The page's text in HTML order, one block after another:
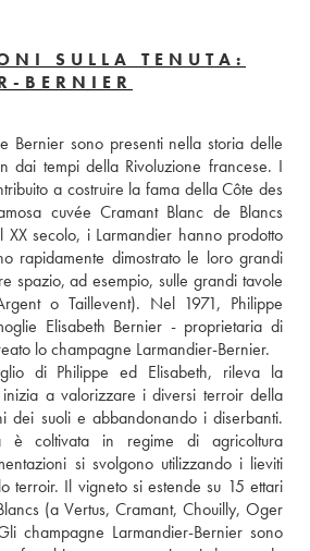
SULLA TENUTA:
BERNIER
Bernier sono presenti nella storia delle
dai tempi della Rivoluzione francese. I
a costruire la fama della Côte des
cuvée Cramant Blanc de Blancs
secolo, i Larmandier hanno prodotto
rapidamente dimostrato le loro grandi
spazio, ad esempio, sulle grandi tavole
o Taillevent). Nel 1971, Philippe
Elisabeth Bernier - proprietaria di
lo champagne Larmandier-Bernier.
di Philippe ed Elisabeth, rileva la
a valorizzare i diversi terroir della
dei suoli e abbandonando i diserbanti.
coltivata in regime di agricoltura
si svolgono utilizzando i lieviti
terroir. Il vigneto si estende su 15 ettari
(a Vertus, Cramant, Chouilly, Oger
champagne Larmandier-Bernier sono